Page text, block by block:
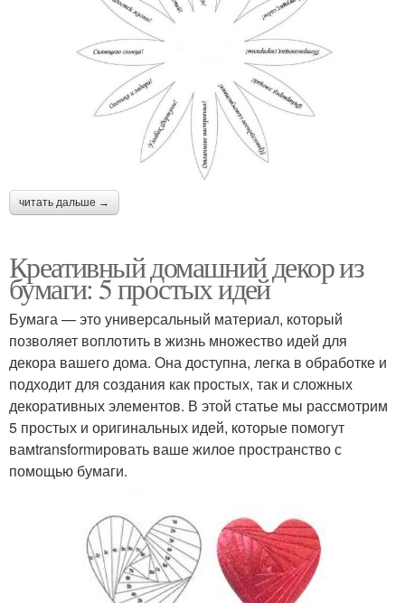
читать дальше →
Креативный домашний декор из
бумаги: 5 простых идей
Бумага — это универсальный материал, который
позволяет воплотить в жизнь множество идей для
декора вашего дома. Она доступна, легка в обработке и
подходит для создания как простых, так и сложных
декоративных элементов. В этой статье мы рассмотрим
5 простых и оригинальных идей, которые помогут
вамtransformировать ваше жилое пространство с
помощью бумаги.